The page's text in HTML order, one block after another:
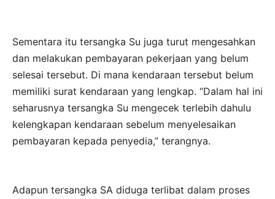
Sementara itu tersangka Su juga turut mengesahkan
dan melakukan pembayaran pekerjaan yang belum
selesai tersebut. Di mana kendaraan tersebut belum
memiliki surat kendaraan yang lengkap. “Dalam hal ini
seharusnya tersangka Su mengecek terlebih dahulu
kelengkapan kendaraan sebelum menyelesaikan
pembayaran kepada penyedia,” terangnya.
Adapun tersangka SA diduga terlibat dalam proses